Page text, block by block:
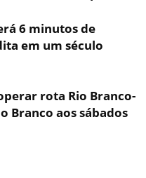
6 minutos de
em um século
rota Rio Branco-
Branco aos sábados